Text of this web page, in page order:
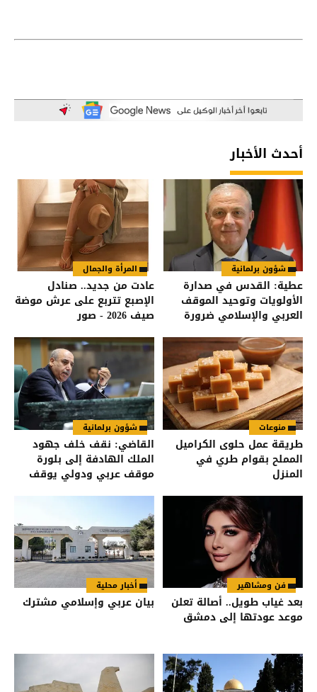
أحدث الأخبار
شؤون برلمانية
عطية: القدس في صدارة
الأولويات وتوحيد الموقف
العربي والإسلامي ضرورة
المرأة والجمال
عادت من جديد.. صنادل
الإصبع تتربع على عرش موضة
صيف 2026 - صور
منوعات
طريقة عمل حلوى الكراميل
المملح بقوام طري في
المنزل
شؤون برلمانية
القاضي: نقف خلف جهود
الملك الهادفة إلى بلورة
موقف عربي ودولي يوقف
فن ومشاهير
بعد غياب طويل.. أصالة تعلن
موعد عودتها إلى دمشق
أخبار محلية
بيان عربي وإسلامي مشترك